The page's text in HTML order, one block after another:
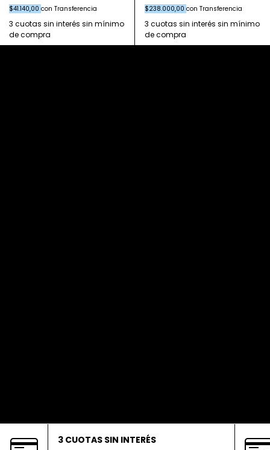
$41.140,00 con Transferencia $238.000,00 con Transferencia
3 CUOTAS SIN INTERÉS